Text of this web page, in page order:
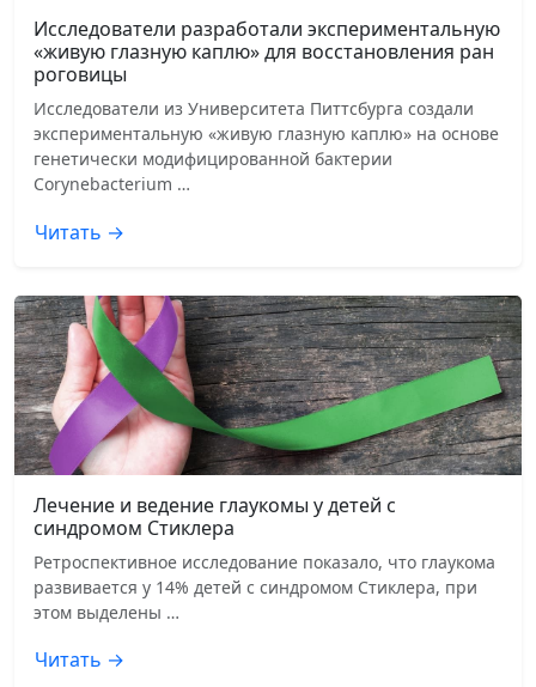
Исследователи разработали экспериментальную
«живую глазную каплю» для восстановления ран
роговицы
Исследователи из Университета Питтсбурга создали
экспериментальную «живую глазную каплю» на основе
генетически модифицированной бактерии
Corynebacterium …
Читать →
Лечение и ведение глаукомы у детей с
синдромом Стиклера
Ретроспективное исследование показало, что глаукома
развивается у 14% детей с синдромом Стиклера, при
этом выделены …
Читать →